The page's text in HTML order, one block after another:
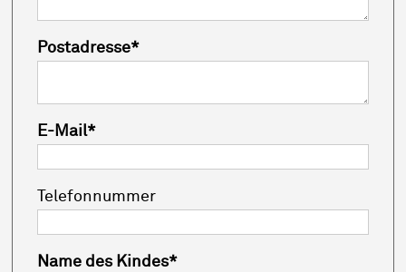
Postadresse*
E-Mail*
Telefonnummer
Name des Kindes*